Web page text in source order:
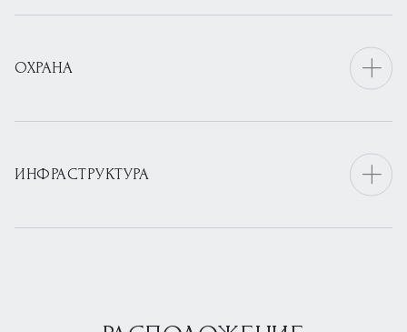
ОХРАНА
ИНФРАСТРУКТУРА